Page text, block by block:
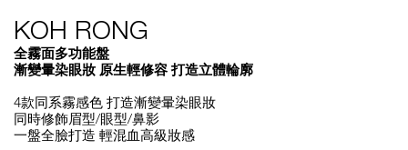
KOH RONG
全霧面多功能盤
漸變暈染眼妝 原生輕修容 打造立體輪廓
4款同系霧感色 打造漸變暈染眼妝
同時修飾眉型/眼型/鼻影
一盤全臉打造 輕混血高級妝感